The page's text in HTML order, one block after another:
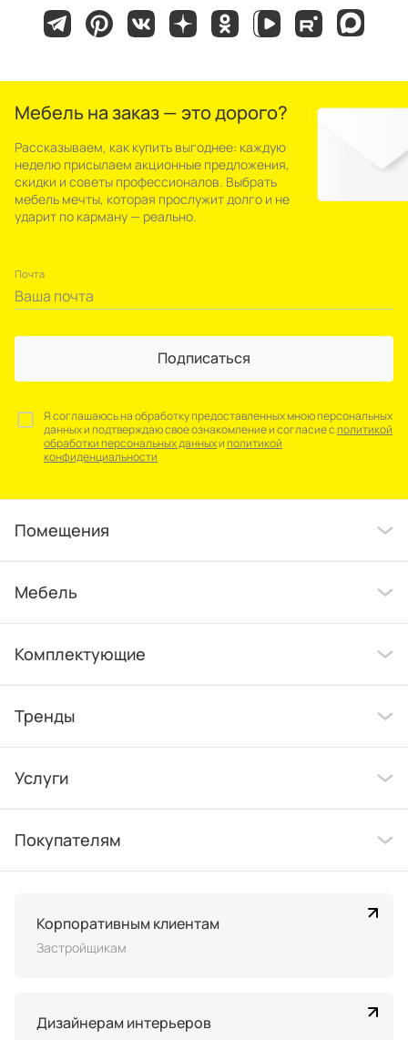
Мебель на заказ — это дорого?
Рассказываем, как купить выгоднее: каждую
неделю присылаем акционные предложения,
скидки и советы профессионалов. Выбрать
мебель мечты, которая прослужит долго и не
ударит по карману — реально.
Почта
Подписаться
Я соглашаюсь на обработку предоставленных мною персональных
данных и подтверждаю свое ознакомление и согласие сполитикой
обработки персональных данныхиполитикой
конфиденциальности
Помещения
Мебель
Комплектующие
Тренды
Услуги
Покупателям
Корпоративным клиентам
Застройщикам
Дизайнерам интерьеров